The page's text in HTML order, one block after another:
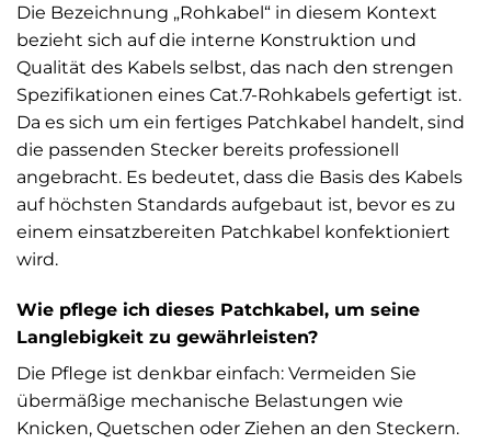
Die Bezeichnung „Rohkabel“ in diesem Kontext
bezieht sich auf die interne Konstruktion und
Qualität des Kabels selbst, das nach den strengen
Spezifikationen eines Cat.7-Rohkabels gefertigt ist.
Da es sich um ein fertiges Patchkabel handelt, sind
die passenden Stecker bereits professionell
angebracht. Es bedeutet, dass die Basis des Kabels
auf höchsten Standards aufgebaut ist, bevor es zu
einem einsatzbereiten Patchkabel konfektioniert
wird.
Wie pflege ich dieses Patchkabel, um seine
Langlebigkeit zu gewährleisten?
Die Pflege ist denkbar einfach: Vermeiden Sie
übermäßige mechanische Belastungen wie
Knicken, Quetschen oder Ziehen an den Steckern.